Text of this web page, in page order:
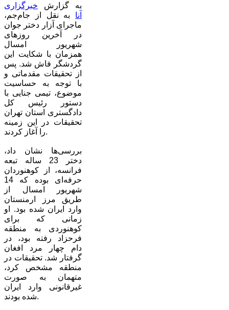
به گزارش خبرگزاری
آنا به نقل از جام‌جم،
ماجرای آزار دختر جوان
در آخرین روزهای
شهریور امسال
همزمان با شکایت این
گردشگر فاش شد. پس
از تحقیقات مقدماتی و
با توجه به حساسیت
موضوع، تیمی جنایی با
دستور رئیس کل
دادگستری استان تهران
تحقیقات در این زمینه
را آغاز کردند.
بررسی‌ها نشان داد،
دختر 23 ساله تبعه
فرانسه، از کوهنوردان
حرفه‌ای بوده که 14
شهریور امسال از
طریق مرز ارمنستان
وارد ایران شده بود. او
زمانی که برای
کوهنوردی به منطقه
فرحزاد رفته بود، در
دام چهار مرد افغان
گرفتار شد. تحقیقات در
منطقه مشخص کرد،
متهمان به صورت
غیرقانونی وارد ایران
شده بودند.